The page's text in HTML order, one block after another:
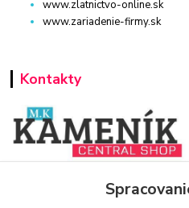
www.zlatnictvo-online.sk
www.zariadenie-firmy.sk
Kontakty
www.zariadenie-firmy.sk